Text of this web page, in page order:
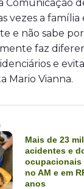
Comunicação
vezes a família
e não sabe
faz
e
Mario Vianna.
Mais de 23
acidentes e
ocupacionais
no AM e em
anos